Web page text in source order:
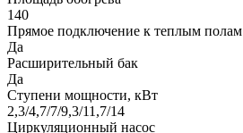
140
Прямое подключение к теплым полам
Да
Расширительный бак
Да
Ступени мощности, кВт
2,3/4,7/7/9,3/11,7/14
Циркуляционный насос